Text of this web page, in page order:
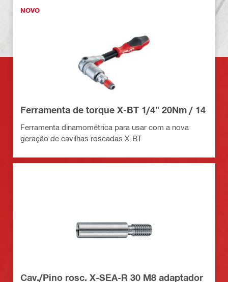
NOVO
Ferramenta de torque X-BT 1/4" 20Nm / 14
Ferramenta dinamométrica para usar com a nova
geração de cavilhas roscadas X-BT
Cav./Pino rosc. X-SEA-R 30 M8 adaptador